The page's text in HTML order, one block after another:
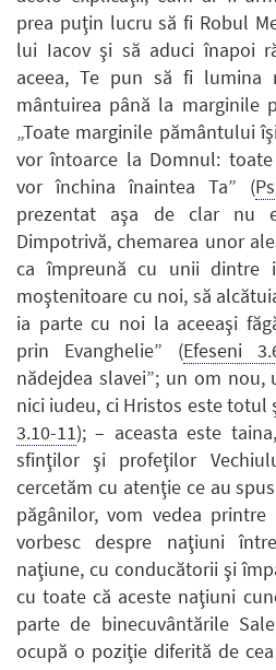
prea puţin lucru să fi Robul
lui Iacov şi să aduci înapoi
aceea, Te pun să fi lumina
mântuirea până la marginile
„Toate marginile pământului
vor întoarce la Domnul:
vor închina înaintea Ta” (
prezentat aşa de clar nu
Dimpotrivă, chemarea unor
ca împreună cu unii dintre
moştenitoare cu noi, să
ia parte cu noi la aceeaşi
prin Evanghelie” (Efeseni
nădejdea slavei”; un om nou,
nici iudeu, ci Hristos este totul
3.10-11); – aceasta este
sfinţilor şi profeţilor
cercetăm cu atenţie ce au
păgânilor, vom vedea
vorbesc despre naţiuni
naţiune, cu conducătorii şi
cu toate că aceste naţiuni
parte de binecuvântările
ocupă o poziţie diferită de